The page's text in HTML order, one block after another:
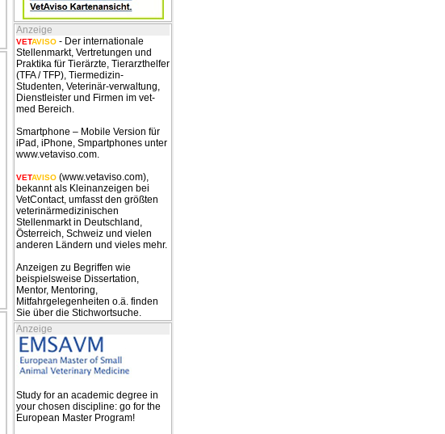
Anzeige
VETAVISO - Der internationale
Stellenmarkt, Vertretungen und
Praktika für Tierärzte, Tierarzthelfer
(TFA / TFP), Tiermedizin-
Studenten, Veterinär-verwaltung,
Dienstleister und Firmen im vet-
med Bereich.
Smartphone – Mobile Version für
iPad, iPhone, Smpartphones unter
www.vetaviso.com.
VETAVISO (www.vetaviso.com),
bekannt als Kleinanzeigen bei
VetContact, umfasst den größten
veterinärmedizinischen
Stellenmarkt in Deutschland,
Österreich, Schweiz und vielen
anderen Ländern und vieles mehr.
Anzeigen zu Begriffen wie
beispielsweise Dissertation,
Mentor, Mentoring,
Mitfahrgelegenheiten o.ä. finden
Sie über die Stichwortsuche.
Anzeige
Study for an academic degree in
your chosen discipline: go for the
European Master Program!